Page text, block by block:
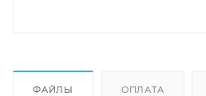
ФАЙЛЫ ОПЛАТА